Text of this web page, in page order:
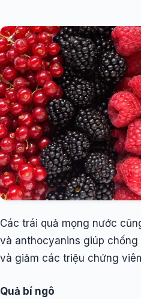
Các trái quả mọng nước
và anthocyanins giúp
và giảm các triệu chứng
Quả bí ngô